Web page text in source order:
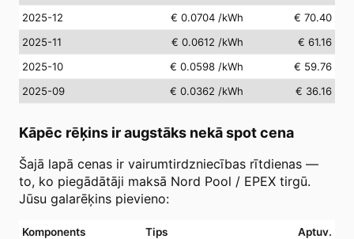
2025-12
€ 0.0704 /kWh
€ 70.40
2025-11
€ 0.0612 /kWh
€ 61.16
2025-10
€ 0.0598 /kWh
€ 59.76
2025-09
€ 0.0362 /kWh € 36.16
Kāpēc rēķins ir augstāks nekā spot cena
Šajā lapā cenas ir vairumtirdzniecības rītdienas —
to, ko piegādātāji maksā Nord Pool / EPEX tirgū.
Jūsu galarēķins pievieno:
Komponents Tips Aptuv.